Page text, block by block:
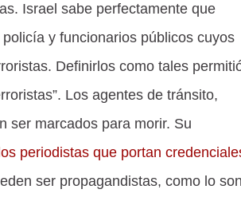
Israel sabe perfectamente que
y funcionarios públicos cuyos
Definirlos como tales
Los agentes de tránsito,
ser marcados para morir. Su
los periodistas que portan
ser propagandistas, como lo